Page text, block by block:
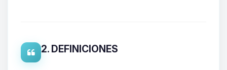
2. DEFINICIONES